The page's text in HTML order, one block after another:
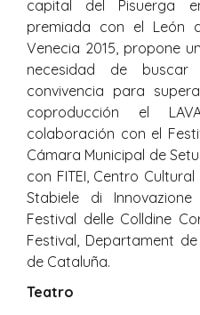
capital del Pisuerga
premiada con el León
Venecia 2015, propone
necesidad de
convivencia para
coproducción el
colaboración con el
Cámara Municipal de
con FITEI, Centro
Stabiele di Innovazione
Festival delle Colldine
Festival, Departament
de Cataluña.
Teatro